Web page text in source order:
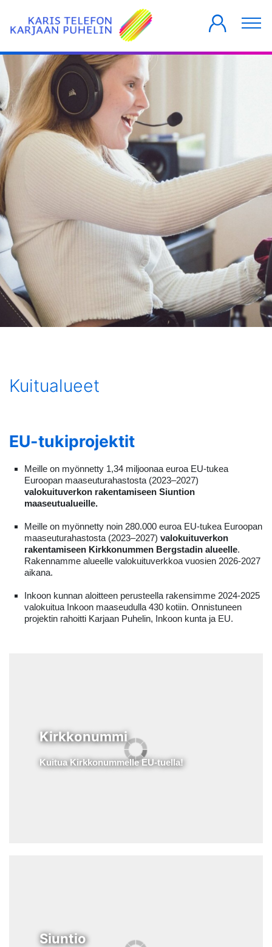
YRITYKSILLE
Kuitualueet
EU-tukiprojektit
Meille on myönnetty 1,34 miljoonaa euroa EU-tukea
Euroopan maaseuturahastosta (2023–2027)
valokuituverkon rakentamiseen Siuntion
maaseutualueille.
Meille on myönnetty noin 280.000 euroa EU-tukea Euroopan
maaseuturahastosta (2023–2027) valokuituverkon
rakentamiseen Kirkkonummen Bergstadin alueelle.
Rakennamme alueelle valokuituverkkoa vuosien 2026-2027
aikana.
Inkoon kunnan aloitteen perusteella rakensimme 2024-2025
valokuitua Inkoon maaseudulla 430 kotiin. Onnistuneen
projektin rahoitti Karjaan Puhelin, Inkoon kunta ja EU.
Kirkkonummi
Kuitua Kirkkonummelle EU-tuella!
Siuntio